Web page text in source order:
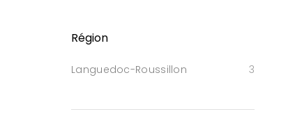
Région
Languedoc-Roussillon 3